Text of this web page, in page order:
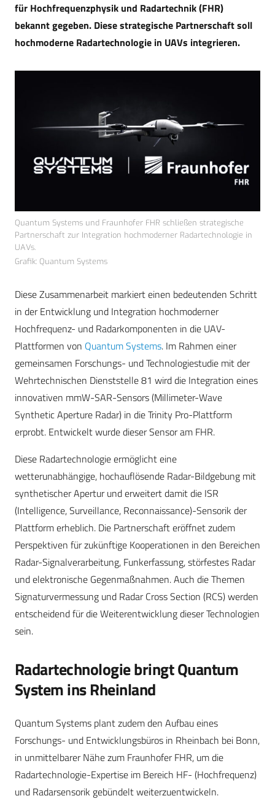
für Hochfrequenzphysik und Radartechnik (FHR)
bekannt gegeben. Diese strategische Partnerschaft soll
hochmoderne Radartechnologie in UAVs integrieren.
Quantum Systems und Fraunhofer FHR schließen strategische
Partnerschaft zur Integration hochmoderner Radartechnologie in
UAVs.
Grafik: Quantum Systems
Diese Zusammenarbeit markiert einen bedeutenden Schritt
in der Entwicklung und Integration hochmoderner
Hochfrequenz- und Radarkomponenten in die UAV-
Plattformen von Quantum Systems. Im Rahmen einer
gemeinsamen Forschungs- und Technologiestudie mit der
Wehrtechnischen Dienststelle 81 wird die Integration eines
innovativen mmW-SAR-Sensors (Millimeter-Wave
Synthetic Aperture Radar) in die Trinity Pro-Plattform
erprobt. Entwickelt wurde dieser Sensor am FHR.
Diese Radartechnologie ermöglicht eine
wetterunabhängige, hochauflösende Radar-Bildgebung mit
synthetischer Apertur und erweitert damit die ISR
(Intelligence, Surveillance, Reconnaissance)-Sensorik der
Plattform erheblich. Die Partnerschaft eröffnet zudem
Perspektiven für zukünftige Kooperationen in den Bereichen
Radar-Signalverarbeitung, Funkerfassung, störfestes Radar
und elektronische Gegenmaßnahmen. Auch die Themen
Signaturvermessung und Radar Cross Section (RCS) werden
entscheidend für die Weiterentwicklung dieser Technologien
sein.
Radartechnologie bringt Quantum
System ins Rheinland
Quantum Systems plant zudem den Aufbau eines
Forschungs- und Entwicklungsbüros in Rheinbach bei Bonn,
in unmittelbarer Nähe zum Fraunhofer FHR, um die
Radartechnologie-Expertise im Bereich HF- (Hochfrequenz)
und Radarsensorik gebündelt weiterzuentwickeln.